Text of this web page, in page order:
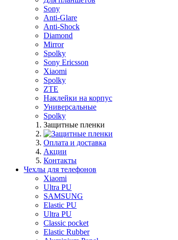
Sony
Anti-Glare
Anti-Shock
Diamond
Mirror
Spolky
Sony Ericsson
Xiaomi
Spolky
ZTE
Наклейки на корпус
Универсальные
Spolky
Защитные пленки
Оплата и доставка
Акции
Контакты
Чехлы для телефонов
Xiaomi
Ultra PU
SAMSUNG
Elastic PU
Ultra PU
Classic pocket
Elastic Rubber